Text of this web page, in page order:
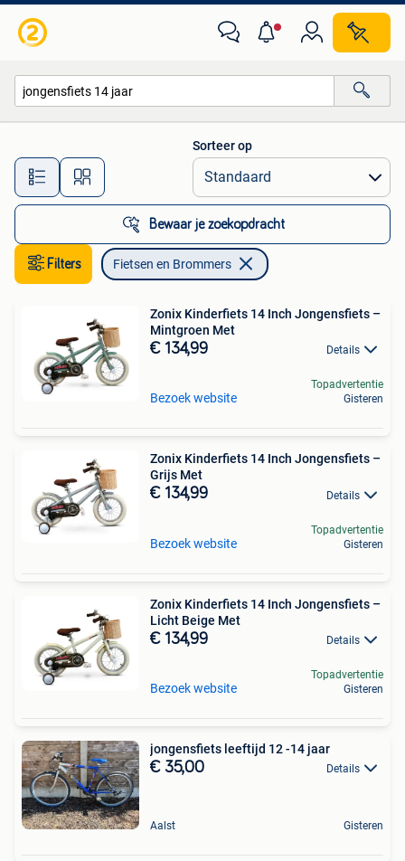
Alle afstanden…
Sorteer op
Bewaar je zoekopdracht
Filters Fietsen en Brommers
Zonix Kinderfiets 14 Inch Jongensfiets –
Mintgroen Met
€ 134,99 Details
Bezoek website
Topadvertentie
Gisteren
Zonix Kinderfiets 14 Inch Jongensfiets –
Grijs Met
€ 134,99 Details
Bezoek website
Topadvertentie
Gisteren
Zonix Kinderfiets 14 Inch Jongensfiets –
Licht Beige Met
€ 134,99 Details
Bezoek website
Topadvertentie
Gisteren
jongensfiets leeftijd 12 -14 jaar
€ 35,00 Details
Aalst Gisteren